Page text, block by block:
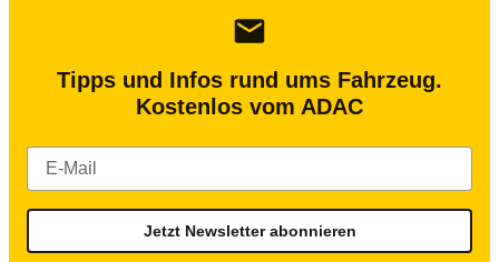
Tipps und Infos rund ums Fahrzeug.
Kostenlos vom ADAC
Jetzt Newsletter abonnieren